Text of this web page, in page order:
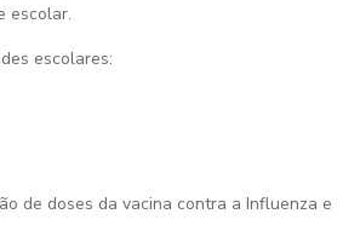
escolar.
escolares:
de doses da vacina contra a Influenza e